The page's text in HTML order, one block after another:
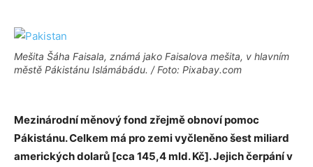
Mešita Šáha Faisala, známá jako Faisalova mešita, v hlavním
městě Pákistánu Islámábádu. / Foto: Pixabay.com
Mezinárodní měnový fond zřejmě obnoví pomoc
Pákistánu. Celkem má pro zemi vyčleněno šest miliard
amerických dolarů [cca 145,4 mld. Kč]. Jejich čerpání v